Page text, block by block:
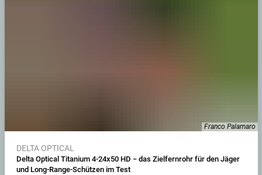
Franco Palamaro
DELTA OPTICAL
Delta Optical Titanium 4-24x50 HD − das Zielfernrohr für den Jäger
und Long-Range-Schützen im Test